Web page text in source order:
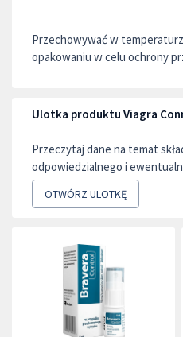
Przechowywać w
opakowaniu w celu ochrony
Ulotka produktu Viagra
Przeczytaj dane na temat
odpowiedzialnego i
OTWÓRZ ULOTKĘ